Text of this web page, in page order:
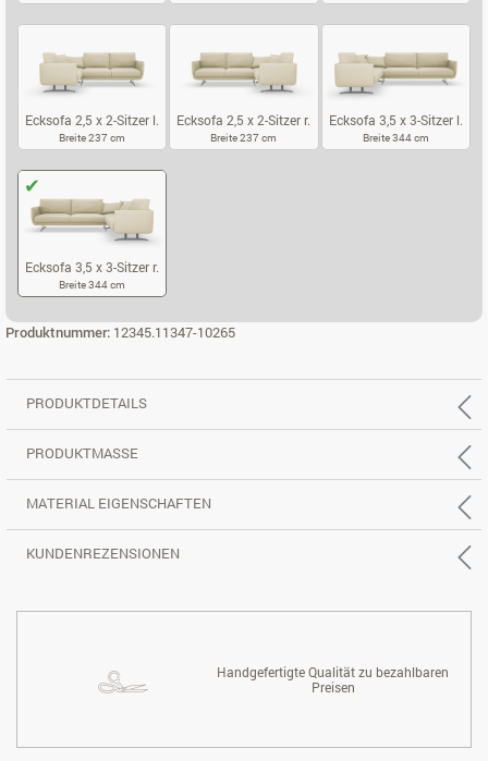
Ecksofa 2,5 x 2-Sitzer l.
Breite 237 cm
Ecksofa 2,5 x 2-Sitzer r.
Breite 237 cm
Ecksofa 3,5 x 3-Sitzer l.
Breite 344 cm
Ecksofa 3,5 x 3-Sitzer r.
Breite 344 cm
Produktnummer: 12345.11347-10265
PRODUKTDETAILS
PRODUKTMASSE
MATERIAL EIGENSCHAFTEN
KUNDENREZENSIONEN
Handgefertigte Qualität zu bezahlbaren
Preisen